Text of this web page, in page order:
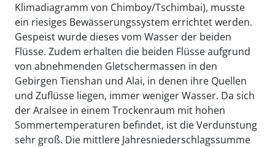
Klimadiagramm von Chimboy/Tschimbai), musste
ein riesiges Bewässerungssystem errichtet werden.
Gespeist wurde dieses vom Wasser der beiden
Flüsse. Zudem erhalten die beiden Flüsse aufgrund
von abnehmenden Gletschermassen in den
Gebirgen Tienshan und Alai, in denen ihre Quellen
und Zuflüsse liegen, immer weniger Wasser. Da sich
der Aralsee in einem Trockenraum mit hohen
Sommertemperaturen befindet, ist die Verdunstung
sehr groß. Die mittlere Jahresniederschlagssumme